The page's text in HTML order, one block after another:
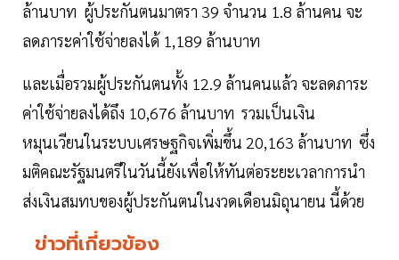
ล้านบาท ผู้ประกันตนมาตรา 39 จำนวน 1.8 ล้านคน จะ
ลดภาระค่าใช้จ่ายลงได้ 1,189 ล้านบาท
และเมื่อรวมผู้ประกันตนทั้ง 12.9 ล้านคนแล้ว จะลดภาระ
ค่าใช้จ่ายลงได้ถึง 10,676 ล้านบาท รวมเป็นเงิน
หมุนเวียนในระบบเศรษฐกิจเพิ่มขึ้น 20,163 ล้านบาท ซึ่ง
มติคณะรัฐมนตรีในวันนี้ยังเพื่อให้ทันต่อระยะเวลาการนำ
ส่งเงินสมทบของผู้ประกันตนในงวดเดือนมิถุนายน นี้ด้วย
ข่าวที่เกี่ยวข้อง